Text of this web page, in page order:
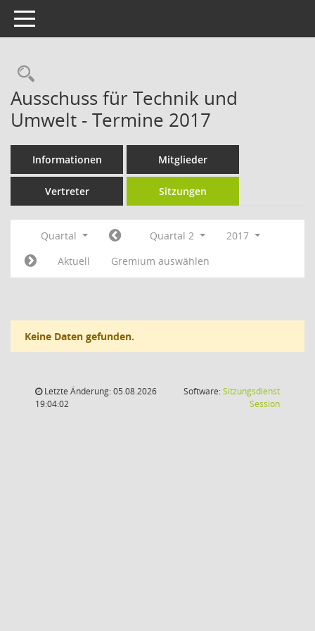
Toggle navigation
Rechercheauswahl
Ausschuss für Technik und
Umwelt - Termine 2017
Informationen Mitglieder
Vertreter Sitzungen
Quartal Quartal 2
2017
Aktuell
Gremium auswählen
Keine Daten gefunden.
Letzte Änderung: 05.08.2026
19:04:02
Software:Sitzungsdienst
Session(Wird in